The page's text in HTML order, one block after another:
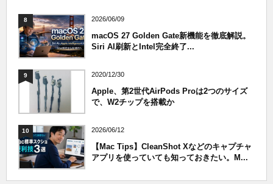
8 2026/06/09
macOS 27 Golden Gate新機能を徹底解説。
Siri AI刷新とIntel完全終了...
9 2020/12/30
Apple、第2世代AirPods Proは2つのサイズ
で、W2チップを搭載か
10 2026/06/12
【Mac Tips】CleanShot Xなどのキャプチャ
アプリを使っていても知っておきたい。M...